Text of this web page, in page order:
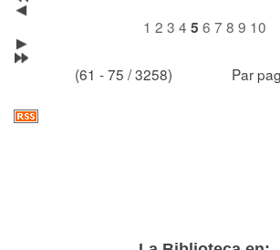
1 2 3 4 5 6 7 8 9 10
(61 - 75 / 3258) Par